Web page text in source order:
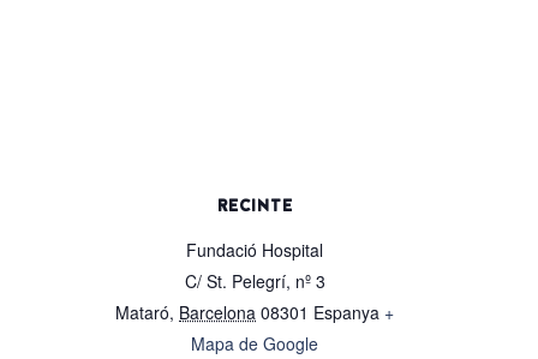
RECINTE
Fundació Hospital
C/ St. Pelegrí, nº 3
Mataró, Barcelona 08301 Espanya +
Mapa de Google